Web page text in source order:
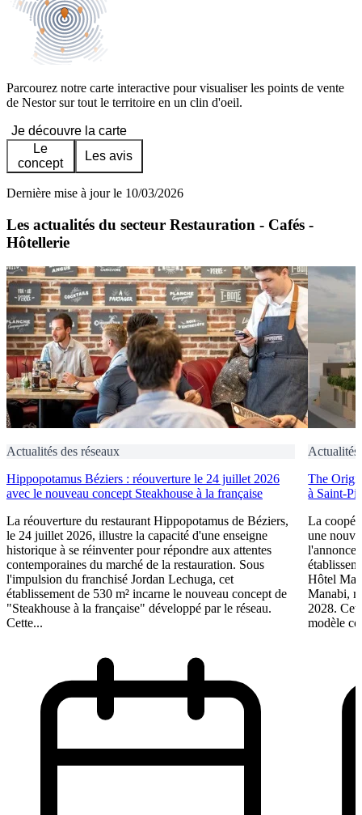
Parcourez notre carte interactive pour visualiser les points de vente
de Nestor sur tout le territoire en un clin d'oeil.
Je découvre la carte
Le
concept
Les avis
Dernière mise à jour le 10/03/2026
Les actualités du secteur Restauration - Cafés -
Hôtellerie
Actualités des réseaux
Hippopotamus Béziers : réouverture le 24 juillet 2026
avec le nouveau concept Steakhouse à la française
La réouverture du restaurant Hippopotamus de Béziers,
le 24 juillet 2026, illustre la capacité d'une enseigne
historique à se réinventer pour répondre aux attentes
contemporaines du marché de la restauration. Sous
l'impulsion du franchisé Jordan Lechuga, cet
établissement de 530 m² incarne le nouveau concept de
"Steakhouse à la française" développé par le réseau.
Cette...
Actualités
The
à Saint-
La
une
l'annonce
Hôtel
Manabi,
2028.
modèle